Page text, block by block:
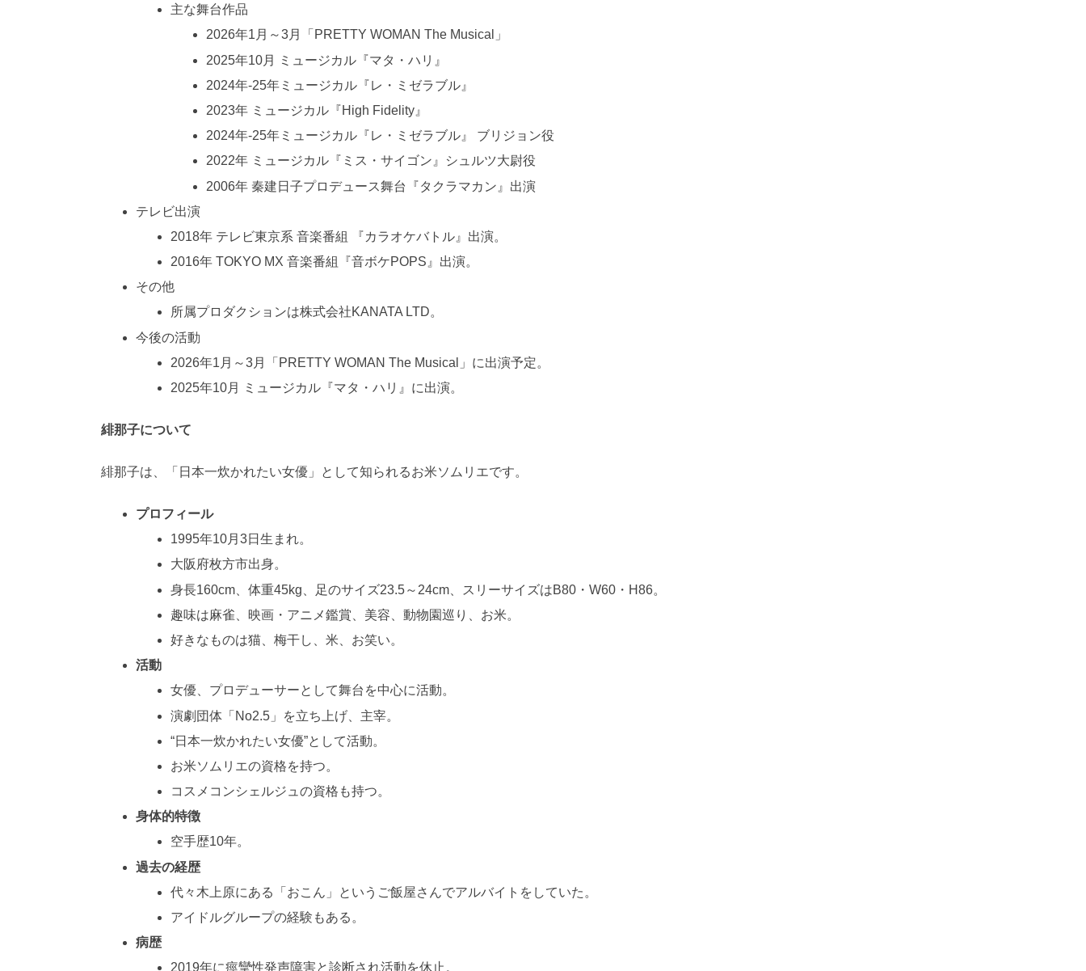
主な舞台作品
2026年1月～3月「PRETTY WOMAN The Musical」
2025年10月 ミュージカル『マタ・ハリ』
2024年-25年ミュージカル『レ・ミゼラブル』
2023年 ミュージカル『High Fidelity』
2024年-25年ミュージカル『レ・ミゼラブル』 ブリジョン役
2022年 ミュージカル『ミス・サイゴン』シュルツ大尉役
2006年 秦建日子プロデュース舞台『タクラマカン』出演
テレビ出演
2018年 テレビ東京系 音楽番組 『カラオケバトル』出演。
2016年 TOKYO MX 音楽番組『音ボケPOPS』出演。
その他
所属プロダクションは株式会社KANATA LTD。
今後の活動
2026年1月～3月「PRETTY WOMAN The Musical」に出演予定。
2025年10月 ミュージカル『マタ・ハリ』に出演。
緋那子について
緋那子は、「日本一炊かれたい女優」として知られるお米ソムリエです。
プロフィール
1995年10月3日生まれ。
大阪府枚方市出身。
身長160cm、体重45kg、足のサイズ23.5～24cm、スリーサイズはB80・W60・H86。
趣味は麻雀、映画・アニメ鑑賞、美容、動物園巡り、お米。
好きなものは猫、梅干し、米、お笑い。
活動
女優、プロデューサーとして舞台を中心に活動。
演劇団体「No2.5」を立ち上げ、主宰。
“日本一炊かれたい女優”として活動。
お米ソムリエの資格を持つ。
コスメコンシェルジュの資格も持つ。
身体的特徴
空手歴10年。
過去の経歴
代々木上原にある「おこん」というご飯屋さんでアルバイトをしていた。
アイドルグループの経験もある。
病歴
2019年に痙攣性発声障害と診断され活動を休止。